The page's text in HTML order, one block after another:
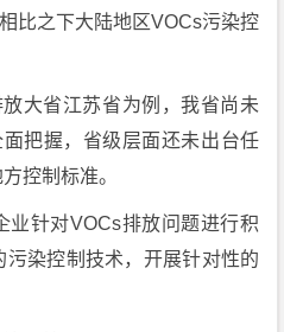
比之下大陆地区VOCs污染控
大省江苏省为例，我省尚未
把握，省级层面还未出台任
控制标准。
业针对VOCs排放问题进行积
染控制技术，开展针对性的